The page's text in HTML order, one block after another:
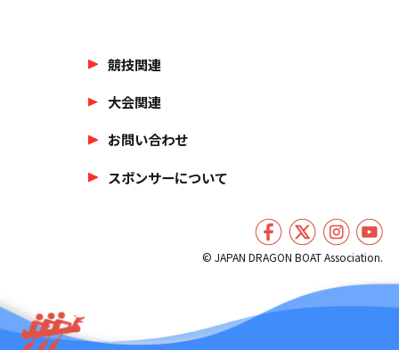
競技関連
大会関連
お問い合わせ
スポンサーについて
© JAPAN DRAGON BOAT Association.